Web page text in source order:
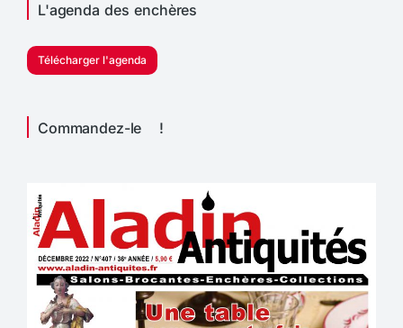
L'agenda des enchères
Télécharger l'agenda
Commandez-le !